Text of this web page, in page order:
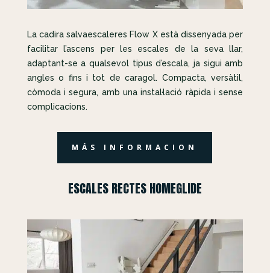
La cadira salvaescaleres Flow X està dissenyada per
facilitar l’ascens per les escales de la seva llar,
adaptant-se a qualsevol tipus d’escala, ja sigui amb
angles o fins i tot de caragol. Compacta, versàtil,
còmoda i segura, amb una instal·lació ràpida i sense
complicacions.
MÁS INFORMACION
ESCALES RECTES HOMEGLIDE